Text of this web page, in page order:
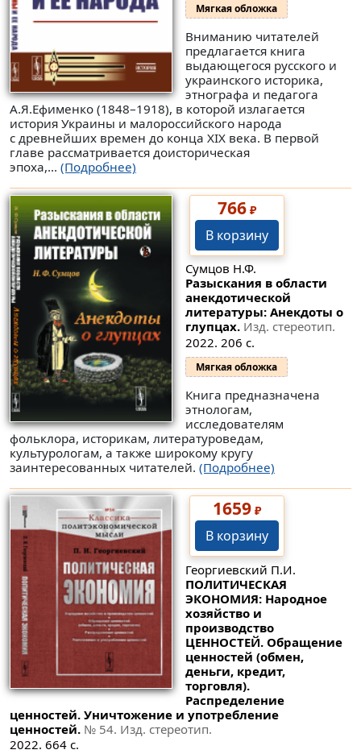
Мягкая обложка
Вниманию читателей
предлагается книга
выдающегося русского и
украинского историка,
этнографа и педагога
А.Я.Ефименко (1848–1918), в которой излагается
история Украины и малороссийского народа
с древнейших времен до конца XIX века. В первой
главе рассматривается доисторическая
эпоха,... (Подробнее)
766₽
В корзину
Сумцов Н.Ф.
Разыскания в области
анекдотической
литературы: Анекдоты о
глупцах. Изд. стереотип.
2022. 206 с.
Мягкая обложка
Книга предназначена
этнологам,
исследователям
фольклора, историкам, литературоведам,
культурологам, а также широкому кругу
заинтересованных читателей. (Подробнее)
1659₽
В корзину
Георгиевский П.И.
ПОЛИТИЧЕСКАЯ
ЭКОНОМИЯ: Народное
хозяйство и
производство
ЦЕННОСТЕЙ. Обращение
ценностей (обмен,
деньги, кредит,
торговля).
Распределение
ценностей. Уничтожение и употребление
ценностей. № 54. Изд. стереотип.
2022. 664 с.